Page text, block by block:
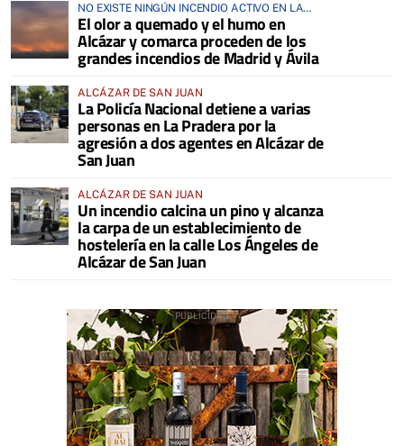
NO EXISTE NINGÚN INCENDIO ACTIVO EN LA
COMARCA
El olor a quemado y el humo en
Alcázar y comarca proceden de los
grandes incendios de Madrid y Ávila
ALCÁZAR DE SAN JUAN
La Policía Nacional detiene a varias
personas en La Pradera por la
agresión a dos agentes en Alcázar de
San Juan
ALCÁZAR DE SAN JUAN
Un incendio calcina un pino y alcanza
la carpa de un establecimiento de
hostelería en la calle Los Ángeles de
Alcázar de San Juan